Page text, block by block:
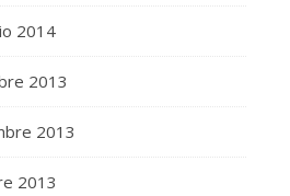
2014
2013
2013
2013